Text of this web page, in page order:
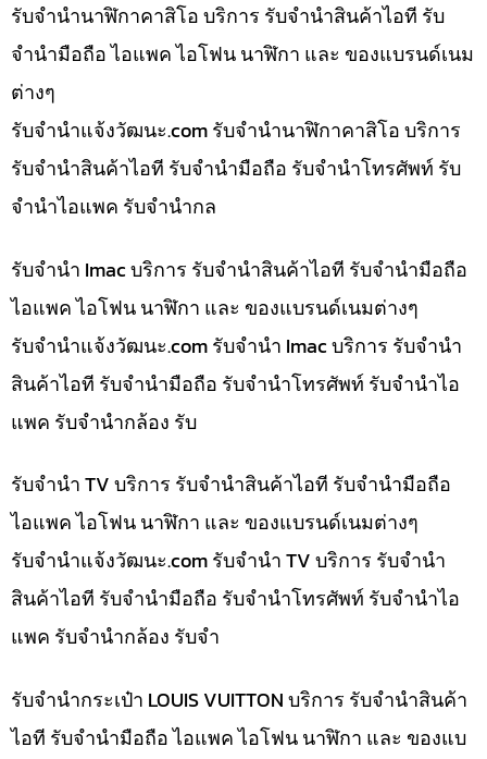
รับจำนำนาฬิกาคาสิโอ บริการ รับจำนำสินค้าไอที รับ
จำนำมือถือ ไอแพค ไอโฟน นาฬิกา และ ของแบรนด์เนม
ต่างๆ
รับจํานําแจ้งวัฒนะ.com รับจำนำนาฬิกาคาสิโอ บริการ
รับจำนำสินค้าไอที รับจำนำมือถือ รับจำนำโทรศัพท์ รับ
จำนำไอแพค รับจำนำกล
รับจำนำ Imac บริการ รับจำนำสินค้าไอที รับจำนำมือถือ
ไอแพค ไอโฟน นาฬิกา และ ของแบรนด์เนมต่างๆ
รับจํานําแจ้งวัฒนะ.com รับจำนำ Imac บริการ รับจำนำ
สินค้าไอที รับจำนำมือถือ รับจำนำโทรศัพท์ รับจำนำไอ
แพค รับจำนำกล้อง รับ
รับจำนำ TV บริการ รับจำนำสินค้าไอที รับจำนำมือถือ
ไอแพค ไอโฟน นาฬิกา และ ของแบรนด์เนมต่างๆ
รับจํานําแจ้งวัฒนะ.com รับจำนำ TV บริการ รับจำนำ
สินค้าไอที รับจำนำมือถือ รับจำนำโทรศัพท์ รับจำนำไอ
แพค รับจำนำกล้อง รับจำ
รับจำนำกระเป๋า LOUIS VUITTON บริการ รับจำนำสินค้า
ไอที รับจำนำมือถือ ไอแพค ไอโฟน นาฬิกา และ ของแบ